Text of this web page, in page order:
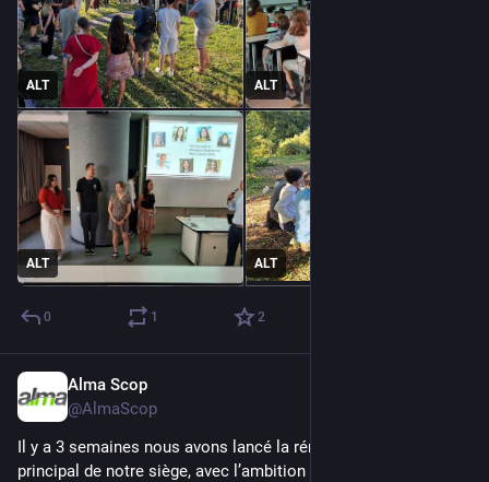
ALT ALT
ALT ALT
0 1 2
Alma Scop
@AlmaScop
Il y a 3 semaines nous avons lancé la rénovation du bâtiment
principal de notre siège, avec l’ambition de réduire l’impact